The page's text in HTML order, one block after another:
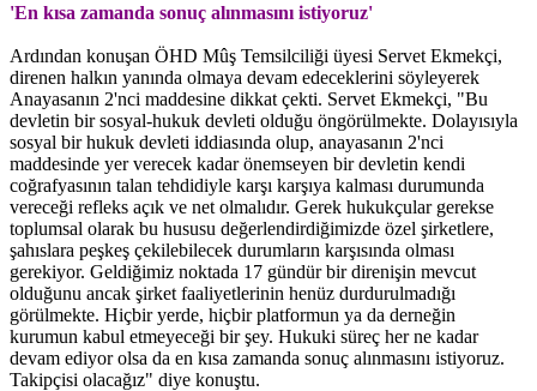
'En kısa zamanda sonuç alınmasını istiyoruz'
Ardından konuşan ÖHD Mûş Temsilciliği üyesi Servet Ekmekçi,
direnen halkın yanında olmaya devam edeceklerini söyleyerek
Anayasanın 2'nci maddesine dikkat çekti. Servet Ekmekçi, "Bu
devletin bir sosyal-hukuk devleti olduğu öngörülmekte. Dolayısıyla
sosyal bir hukuk devleti iddiasında olup, anayasanın 2'nci
maddesinde yer verecek kadar önemseyen bir devletin kendi
coğrafyasının talan tehdidiyle karşı karşıya kalması durumunda
vereceği refleks açık ve net olmalıdır. Gerek hukukçular gerekse
toplumsal olarak bu hususu değerlendirdiğimizde özel şirketlere,
şahıslara peşkeş çekilebilecek durumların karşısında olması
gerekiyor. Geldiğimiz noktada 17 gündür bir direnişin mevcut
olduğunu ancak şirket faaliyetlerinin henüz durdurulmadığı
görülmekte. Hiçbir yerde, hiçbir platformun ya da derneğin
kurumun kabul etmeyeceği bir şey. Hukuki süreç her ne kadar
devam ediyor olsa da en kısa zamanda sonuç alınmasını istiyoruz.
Takipçisi olacağız" diye konuştu.